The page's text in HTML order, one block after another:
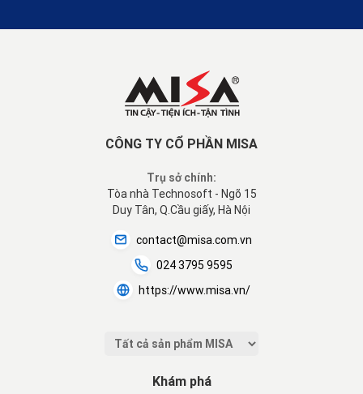
CÔNG TY CỔ PHẦN MISA
Trụ sở chính:
Tòa nhà Technosoft - Ngõ 15
Duy Tân, Q.Cầu giấy, Hà Nội
contact@misa.com.vn
024 3795 9595
https://www.misa.vn/
Khám phá